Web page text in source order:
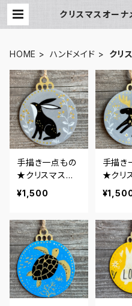
クリスマスオー
HOME ハンドメイド クリ
手描き一点もの
★クリスマスオ
ーナメント★うさ
ぎ・グレー
¥1,500
手描き
★クリ
ーナメ
ラジカ